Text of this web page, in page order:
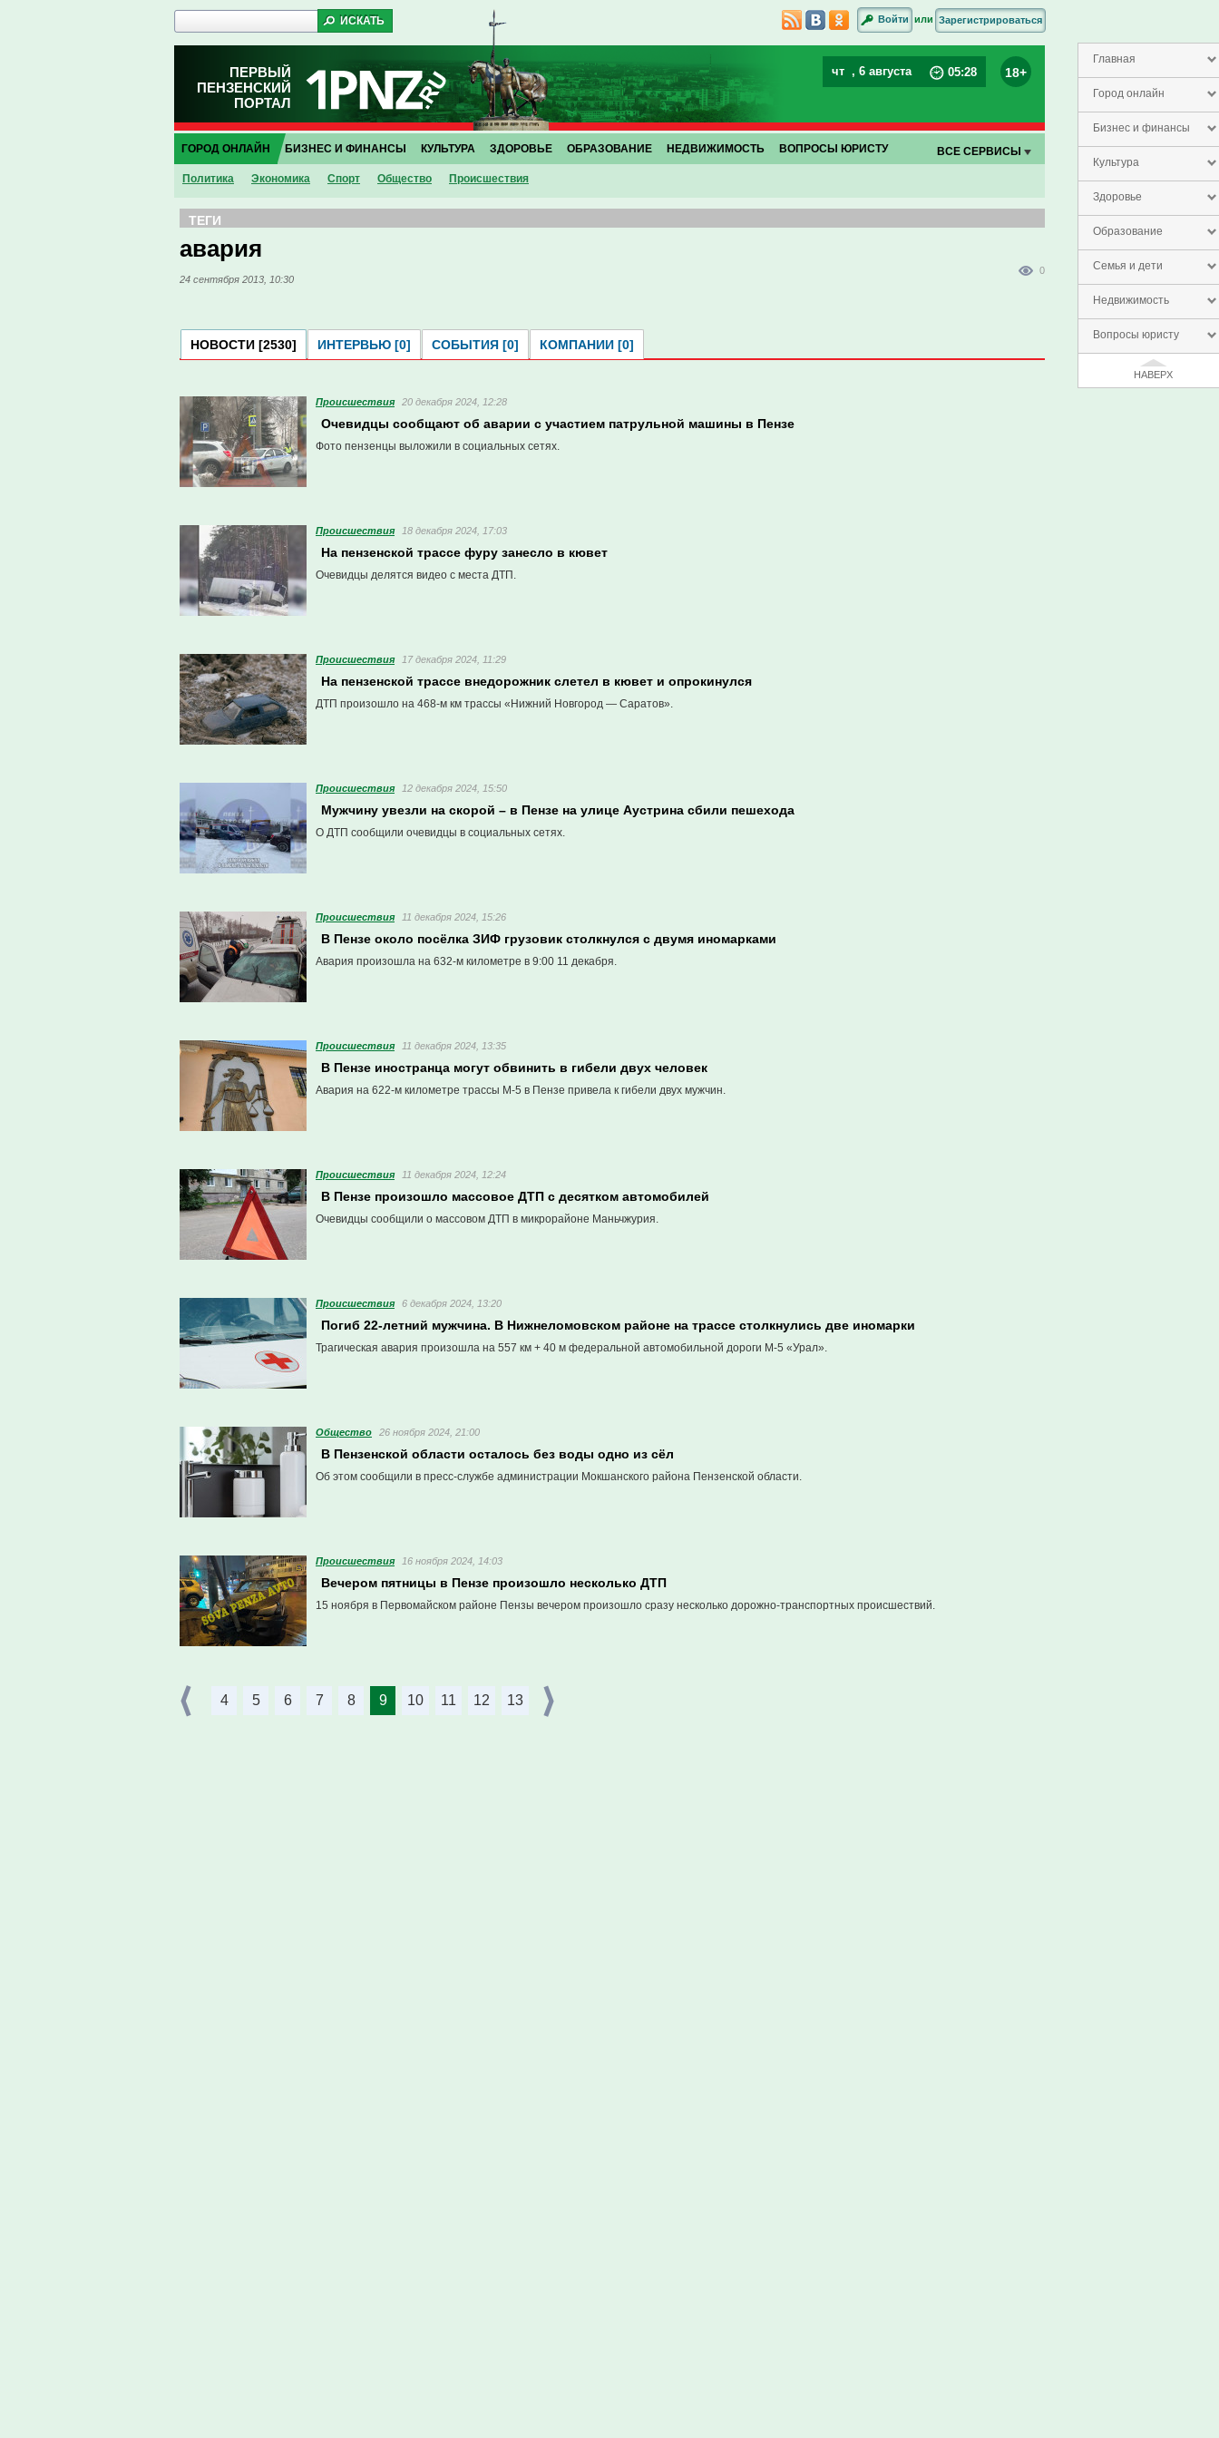
Главная
Город онлайн
Бизнес и финансы
Культура
Здоровье
Образование
Семья и дети
Недвижимость
Вопросы юристу
НАВЕРХ
Войти или Зарегистрироваться
ПЕРВЫЙ
ПЕНЗЕНСКИЙ
ПОРТАЛ
чт , 6 августа 05:28 18+
ГОРОД ОНЛАЙН
Политика Экономика Спорт Общество Проиcшествия
БИЗНЕС И ФИНАНСЫ КУЛЬТУРА ЗДОРОВЬЕ ОБРАЗОВАНИЕ НЕДВИЖИМОСТЬ ВОПРОСЫ ЮРИСТУ ВСЕ СЕРВИСЫ
ТЕГИ
авария
24 сентября 2013, 10:30
0
НОВОСТИ [2530] ИНТЕРВЬЮ [0] СОБЫТИЯ [0] КОМПАНИИ [0]
Проиcшествия 20 декабря 2024, 12:28
Очевидцы сообщают об аварии с участием патрульной машины в Пензе
Фото пензенцы выложили в социальных сетях.
Проиcшествия 18 декабря 2024, 17:03
На пензенской трассе фуру занесло в кювет
Очевидцы делятся видео с места ДТП.
Проиcшествия 17 декабря 2024, 11:29
На пензенской трассе внедорожник слетел в кювет и опрокинулся
ДТП произошло на 468-м км трассы «Нижний Новгород — Саратов».
Проиcшествия 12 декабря 2024, 15:50
Мужчину увезли на скорой – в Пензе на улице Аустрина сбили пешехода
О ДТП сообщили очевидцы в социальных сетях.
Проиcшествия 11 декабря 2024, 15:26
В Пензе около посёлка ЗИФ грузовик столкнулся с двумя иномарками
Авария произошла на 632-м километре в 9:00 11 декабря.
Проиcшествия 11 декабря 2024, 13:35
В Пензе иностранца могут обвинить в гибели двух человек
Авария на 622-м километре трассы М-5 в Пензе привела к гибели двух мужчин.
Проиcшествия 11 декабря 2024, 12:24
В Пензе произошло массовое ДТП с десятком автомобилей
Очевидцы сообщили о массовом ДТП в микрорайоне Маньчжурия.
Проиcшествия 6 декабря 2024, 13:20
Погиб 22-летний мужчина. В Нижнеломовском районе на трассе столкнулись две иномарки
Трагическая авария произошла на 557 км + 40 м федеральной автомобильной дороги М-5 «Урал».
Общество 26 ноября 2024, 21:00
В Пензенской области осталось без воды одно из сёл
Об этом сообщили в пресс-службе администрации Мокшанского района Пензенской области.
Проиcшествия 16 ноября 2024, 14:03
Вечером пятницы в Пензе произошло несколько ДТП
15 ноября в Первомайском районе Пензы вечером произошло сразу несколько дорожно-транспортных происшествий.
4 5 6 7 8 9 10 11 12 13